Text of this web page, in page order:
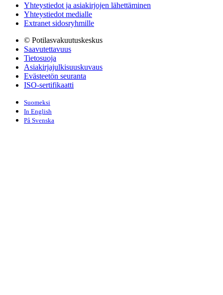
Yhteystiedot ja asiakirjojen lähettäminen
Yhteystiedot medialle
Extranet sidosryhmille
© Potilasvakuutuskeskus
Saavutettavuus
Tietosuoja
Asiakirjajulkisuuskuvaus
Evästeetön seuranta
ISO-sertifikaatti
Suomeksi
In English
På Svenska